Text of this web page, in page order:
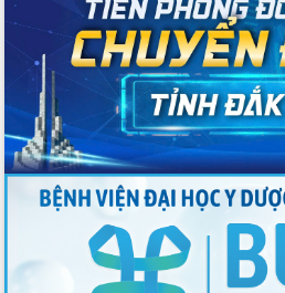
Quyết liệt cải cách hành chính, khơi
thông nguồn lực phát triển
Nâng cao hiệu lực, hiệu quả HĐND
tỉnh thông qua hiện đại hóa hành chính
Xã Ea Phê gắn cải cách hành chính với
chuyển đổi số
Phó Chủ tịch Thường trực UBND tỉnh
Hồ Thị Nguyên Thảo làm việc tại Trung
tâm Phục vụ hành chính công xã Ea
Xây dựng nền hành chính số đồng
hành cùng nông dân dân, doanh nghiệp